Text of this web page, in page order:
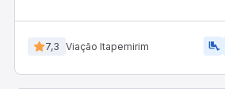
7,3 Viação Itapemirim airline_seat_legroom_extra